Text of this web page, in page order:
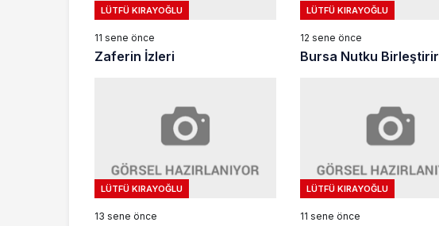
LÜTFÜ KIRAYOĞLU
11 sene önce
Zaferin İzleri
LÜTFÜ KIRAYOĞLU
12 sene önce
Bursa Nutku Birleştirir
LÜTFÜ KIRAYOĞLU
13 sene önce
LÜTFÜ KIRAYOĞLU
11 sene önce